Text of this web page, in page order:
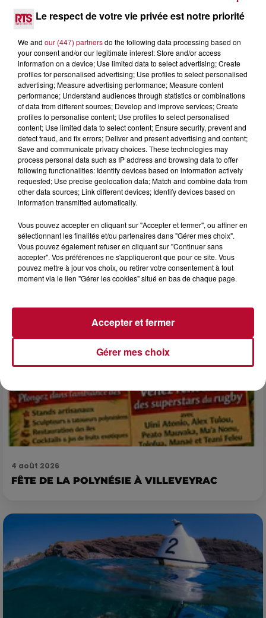
DINER CONCERT À LA MJC DE MARSEILLAN
6 août 2026
NÎMES : « LE RÊVE DU GLADIATEUR » INVESTIT
LES ARÈNES CES 3...
Après un franc succès l'été dernier, le spectacle « Le Rêve
du gladiateur » revient illuminer l'amphithéâtre romain les 6,
7 et 8 août. Une fresque nocturne...
4 août 2026
FÊTE DE LA POLYNÉSIE À VILLEVEYRAC
Le respect de votre vie privée est notre priorité
We and our (447) partnersdo the following data processing based on
your consent and/or our legitimate interest: Store and/or access
information on a device; Use limited data to select advertising; Create
profiles for personalised advertising; Use profiles to select personalised
advertising; Measure advertising performance; Measure content
performance; Understand audiences through statistics or combinations
of data from different sources; Develop and improve services; Create
profiles to personalise content; Use profiles to select personalised
content; Use limited data to select content; Ensure security, prevent and
detect fraud, and fix errors; Deliver and present advertising and content;
Save and communicate privacy choices. These technologies may
process personal data such as IP address and browsing data to offer
following functionalities: Identify devices based on information actively
requested; Use precise geolocation data; Match and combine data from
other data sources; Link different devices; Identify devices based on
information transmitted automatically.
Vous pouvez accepter en cliquant sur "Accepter et fermer", ou affiner en
sélectionnant les finalités et/ou partenaires dans "Gérer mes choix".
Vous pouvez également refuser en cliquant sur "Continuer sans
accepter". Vos préférences ne s'appliqueront que pour ce site. Vous
pouvez mettre à jour vos choix, ou retirer votre consentement à tout
moment via le lien "Gérer les cookies" situé en bas de chaque page.
Gérer mes choix
Accepter et fermer